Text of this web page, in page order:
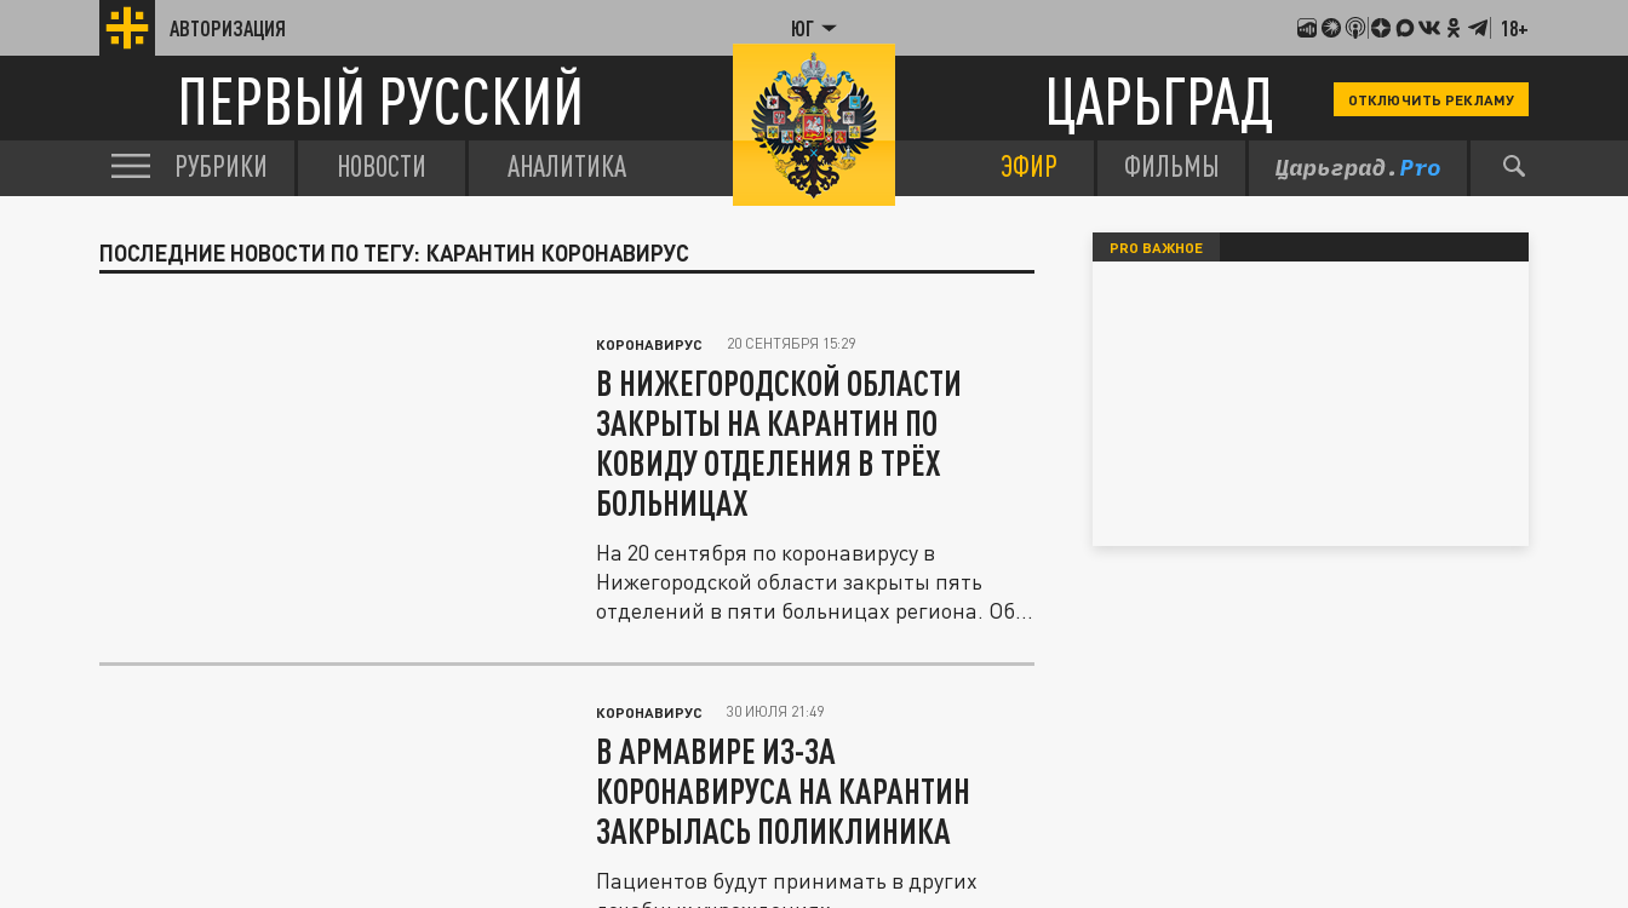
АВТОРИЗАЦИЯ ЮГ 18+
ПЕРВЫЙ РУССКИЙ ЦАРЬГРАД ОТКЛЮЧИТЬ РЕКЛАМУ
РУБРИКИ НОВОСТИ АНАЛИТИКА ЭФИР ФИЛЬМЫ
ПОСЛЕДНИЕ НОВОСТИ ПО ТЕГУ: КАРАНТИН КОРОНАВИРУС
КОРОНАВИРУС 20 СЕНТЯБРЯ 15:29
В НИЖЕГОРОДСКОЙ ОБЛАСТИ
ЗАКРЫТЫ НА КАРАНТИН ПО
КОВИДУ ОТДЕЛЕНИЯ В ТРЁХ
БОЛЬНИЦАХ
На 20 сентября по коронавирусу в
Нижегородской области закрыты пять
отделений в пяти больницах региона. Об...
КОРОНАВИРУС 30 ИЮЛЯ 21:49
В АРМАВИРЕ ИЗ-ЗА
КОРОНАВИРУСА НА КАРАНТИН
ЗАКРЫЛАСЬ ПОЛИКЛИНИКА
Пациентов будут принимать в других
PRO ВАЖНОЕ